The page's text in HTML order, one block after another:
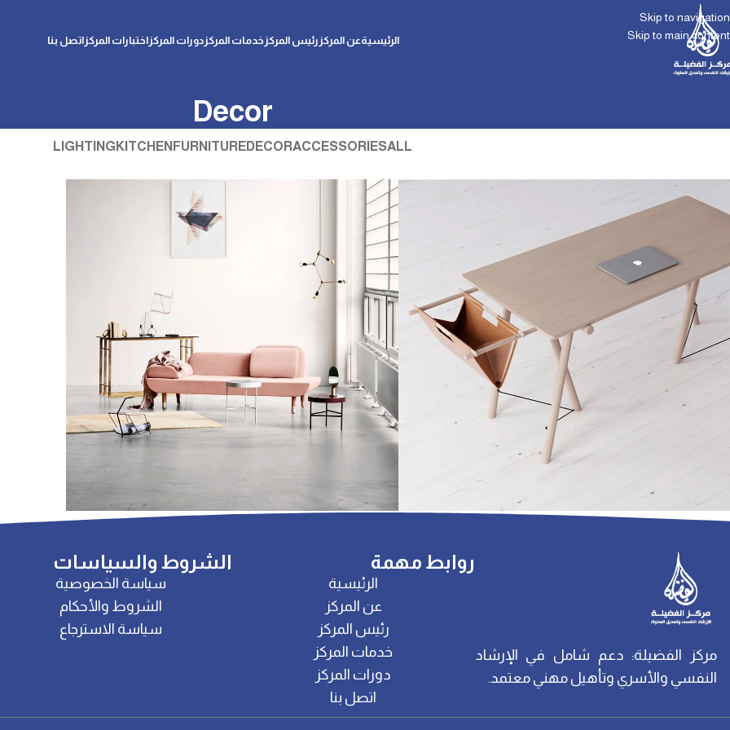
Skip to navigation
Skip to main content
الرئيسيةعن المركز رئيس المركز خدمات المركز دورات المركز اختبارات المركز اتصل بنا
Decor
ALL
ACCESSORIES
DECOR
FURNITURE
KITCHEN
LIGHTING
Et vestibulum quis a suspendisse
Rhoncus quisque sollicitudin
مركز الفضيلة: دعم شامل في الإرشاد
النفسي والأسري وتأهيل مهني معتمد.
روابط مهمة
الرئيسية
عن المركز
رئيس المركز
خدمات المركز
دورات المركز
اتصل بنا
الشروط والسياسات
سياسة الخصوصية
الشروط والأحكام
سياسة الاسترجاع